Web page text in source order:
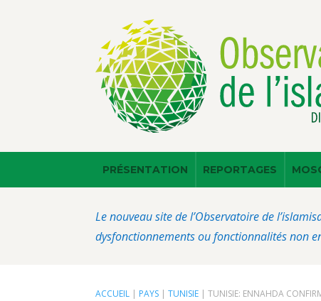
PRÉSENTATION REPORTAGES
Le nouveau site de l’Observatoire de
dysfonctionnements ou fonctionnalités non
ACCUEIL | PAYS |TUNISIE |TUNISIE: ENNAHDA